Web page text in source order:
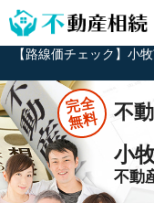
【路線価チェック】小
完全
無料 不
小
不動